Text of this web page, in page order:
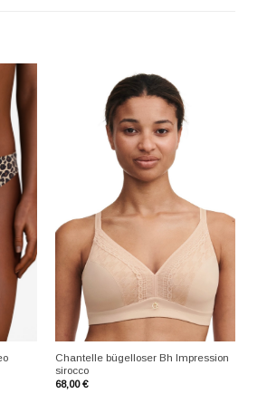
+
Chantelle bügelloser Bh Impression
sirocco
68,00€